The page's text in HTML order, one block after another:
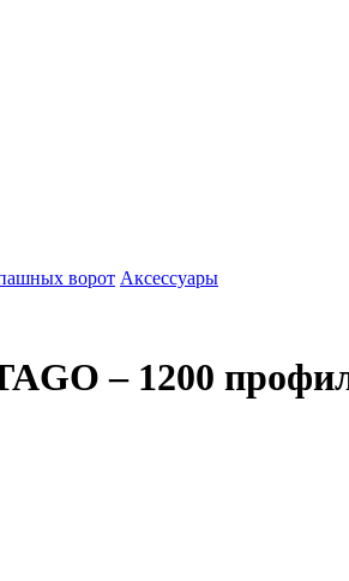
ворот Аксессуары
– 1200